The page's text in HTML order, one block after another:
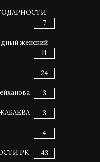
7
женский
11
24
3
3
4
РК 43